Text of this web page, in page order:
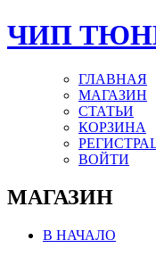
ЧИП
ГЛАВНАЯ
МАГАЗИН
СТАТЬИ
КОРЗИНА
ВОЙТИ
МАГАЗИН
В НАЧАЛО